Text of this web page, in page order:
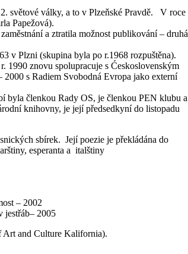
světové války, a to v Plzeňské Pravdě. V roce
Papežová).
a ztratila možnost publikování – druhá
v Plzni (skupina byla po r.1968 rozpuštěna).
1990 znovu spolupracuje s Ćeskoslovenským
2000 s Radiem Svobodná Evropa jako externí
byla členkou Rady OS, je členkou PEN klubu a
knihovny, je její předsedkyní do listopadu
sbírek. Její poezie je překládána do
esperanta a italštiny
– 2002
jestřáb– 2005
Art and Culture Kalifornia).